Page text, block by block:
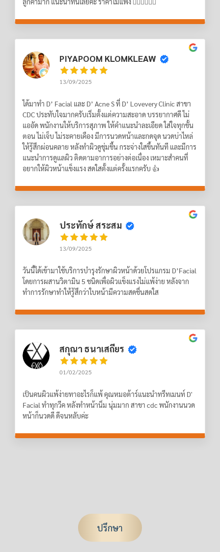
PIYAPOOM KLOMKLEAW
13/09/2025
ได้มาทำ D’ Facial และ D’ Acne S ที่ D’ Lovevery Clinic สาขา
CDC ประทับใจมากครับเริ่มตั้งแต่ความสะอาด บรรยากาศดี ไม่
แออัด พนักงานให้บริการสุภาพ ให้คำแนะนำละเอียด ใส่ใจทุกขั้น
ตอน ไม่เจ็บ ไม่ระคายเคือง มีการนวดหน้าและกดจุด นวดบ่าไหล่
ให้รู้สึกผ่อนคลาย หลังทำผิวดูชุ่มชื้น กระจ่างใสขึ้นทันที และมีการ
แนะนำการดูแลผิว ติดตามอาการอย่างต่อเนื่อง เหมาะสำคนที่
อยากให้ผิวหน้าแข็งแรง สดใสตั้งแต่ครั้งแรกครับ 👍
ประทักษ์ สระสม
13/09/2025
วันนี้ได้เข้ามาใช้บริการบำรุงรักษาผิวหน้าด้วยโปรแกรม D’Facial
โดยการผสานวิตามิน 5 ชนิดเพื่อผิวแข็งแรงไม่แพ้ง่าย หลังจาก
ทำการรักษาทำให้รู้สึกว่าใบหน้ามีความสดชื่นสดใส
สกุณา ธนาเสถียร
01/02/2025
เป็นคนผิวแพ้ง่ายทาอะไรก็แพ้ คุณหมอต้าร์แนะนำทรีทเมนท์ D'
Facial ทำทุกวีค หลังทำหน้านิ่ม นุ่มมาก สาขา cdc พนักงานนวด
หน้าก็นวดดี ดีจนหลับค่ะ
ปรึกษา